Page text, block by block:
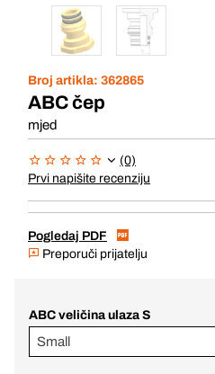
Broj artikla: 362865
ABC čep
mjed
(0)
Prvi napišite recenziju
Pogledaj PDF
Preporuči prijatelju
ABC veličina ulaza S
Small